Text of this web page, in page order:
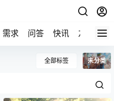
需求 问答 快讯 友链
全部标签 未分类